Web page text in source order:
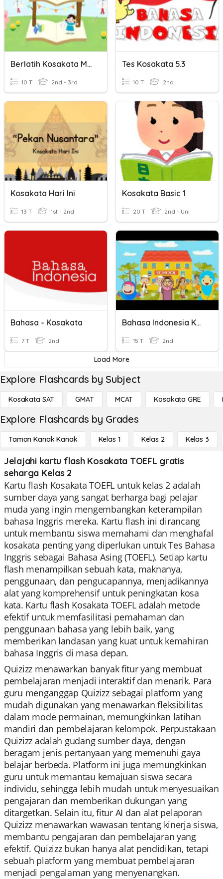
Berlatih Kosakata Mandarin
10 T 2nd - 3rd
Tes Kosakata 5.3
10 T 2nd
Kosakata Hari Ini
13 T 1st - 2nd
Kosakata Basic 1
20 T 2nd - Uni
Bahasa - Kosakata
7 T 2nd
Bahasa Indonesia Kosakata
15 T 2nd
Load More
Explore Flashcards by Subject
Kosakata SAT GMAT MCAT Kosakata GRE
Explore Flashcards by Grades
Taman Kanak Kanak Kelas 1 Kelas 2 Kelas 3
Jelajahi kartu flash Kosakata TOEFL gratis
seharga Kelas 2
Kartu flash Kosakata TOEFL untuk kelas 2 adalah
sumber daya yang sangat berharga bagi pelajar
muda yang ingin mengembangkan keterampilan
bahasa Inggris mereka. Kartu flash ini dirancang
untuk membantu siswa memahami dan menghafal
kosakata penting yang diperlukan untuk Tes Bahasa
Inggris sebagai Bahasa Asing (TOEFL). Setiap kartu
flash menampilkan sebuah kata, maknanya,
penggunaan, dan pengucapannya, menjadikannya
alat yang komprehensif untuk peningkatan kosa
kata. Kartu flash Kosakata TOEFL adalah metode
efektif untuk memfasilitasi pemahaman dan
penggunaan bahasa yang lebih baik, yang
memberikan landasan yang kuat untuk kemahiran
bahasa Inggris di masa depan.
Quizizz menawarkan banyak fitur yang membuat
pembelajaran menjadi interaktif dan menarik. Para
guru menganggap Quizizz sebagai platform yang
mudah digunakan yang menawarkan fleksibilitas
dalam mode permainan, memungkinkan latihan
mandiri dan pembelajaran kelompok. Perpustakaan
Quizizz adalah gudang sumber daya, dengan
beragam jenis pertanyaan yang memenuhi gaya
belajar berbeda. Platform ini juga memungkinkan
guru untuk memantau kemajuan siswa secara
individu, sehingga lebih mudah untuk menyesuaikan
pengajaran dan memberikan dukungan yang
ditargetkan. Selain itu, fitur AI dan alat pelaporan
Quizizz menawarkan wawasan tentang kinerja siswa,
membantu pengajaran dan pembelajaran yang
efektif. Quizizz bukan hanya alat pendidikan, tetapi
sebuah platform yang membuat pembelajaran
menjadi pengalaman yang menyenangkan.